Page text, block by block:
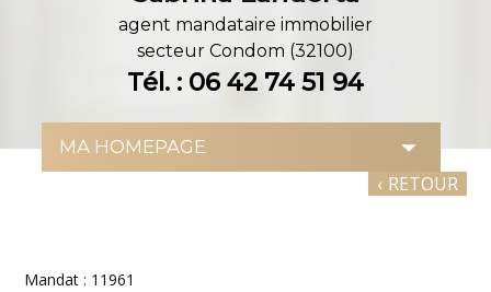
agent mandataire immobilier
secteur Condom (32100)
Tél. : 06 42 74 51 94
‹ RETOUR
Mandat : 11961